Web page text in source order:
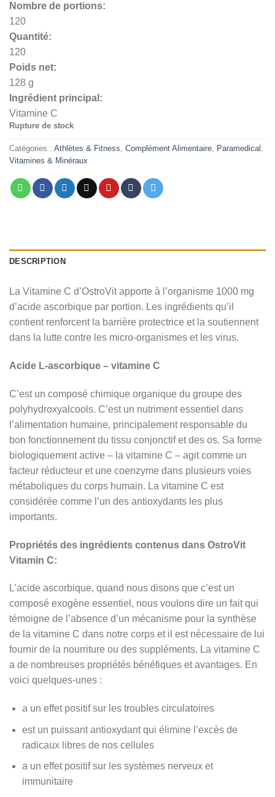
Nombre de portions:
120
Quantité:
120
Poids net:
128 g
Ingrédient principal:
Vitamine C
Rupture de stock
Catégories : Athlètes & Fitness, Complément Alimentaire, Paramedical ,
Vitamines & Minéraux
DESCRIPTION
La Vitamine C d’OstroVit apporte à l’organisme 1000 mg
d’acide ascorbique par portion. Les ingrédients qu’il
contient renforcent la barrière protectrice et la soutiennent
dans la lutte contre les micro-organismes et les virus.
Acide L-ascorbique – vitamine C
C’est un composé chimique organique du groupe des
polyhydroxyalcools. C’est un nutriment essentiel dans
l’alimentation humaine, principalement responsable du
bon fonctionnement du tissu conjonctif et des os. Sa forme
biologiquement active – la vitamine C – agit comme un
facteur réducteur et une coenzyme dans plusieurs voies
métaboliques du corps humain. La vitamine C est
considérée comme l’un des antioxydants les plus
importants.
Propriétés des ingrédients contenus dans OstroVit
Vitamin C:
L’acide ascorbique, quand nous disons que c’est un
composé exogène essentiel, nous voulons dire un fait qui
témoigne de l’absence d’un mécanisme pour la synthèse
de la vitamine C dans notre corps et il est nécessaire de lui
fournir de la nourriture ou des suppléments. La vitamine C
a de nombreuses propriétés bénéfiques et avantages. En
voici quelques-unes :
a un effet positif sur les troubles circulatoires
est un puissant antioxydant qui élimine l’excès de
radicaux libres de nos cellules
a un effet positif sur les systèmes nerveux et
immunitaire